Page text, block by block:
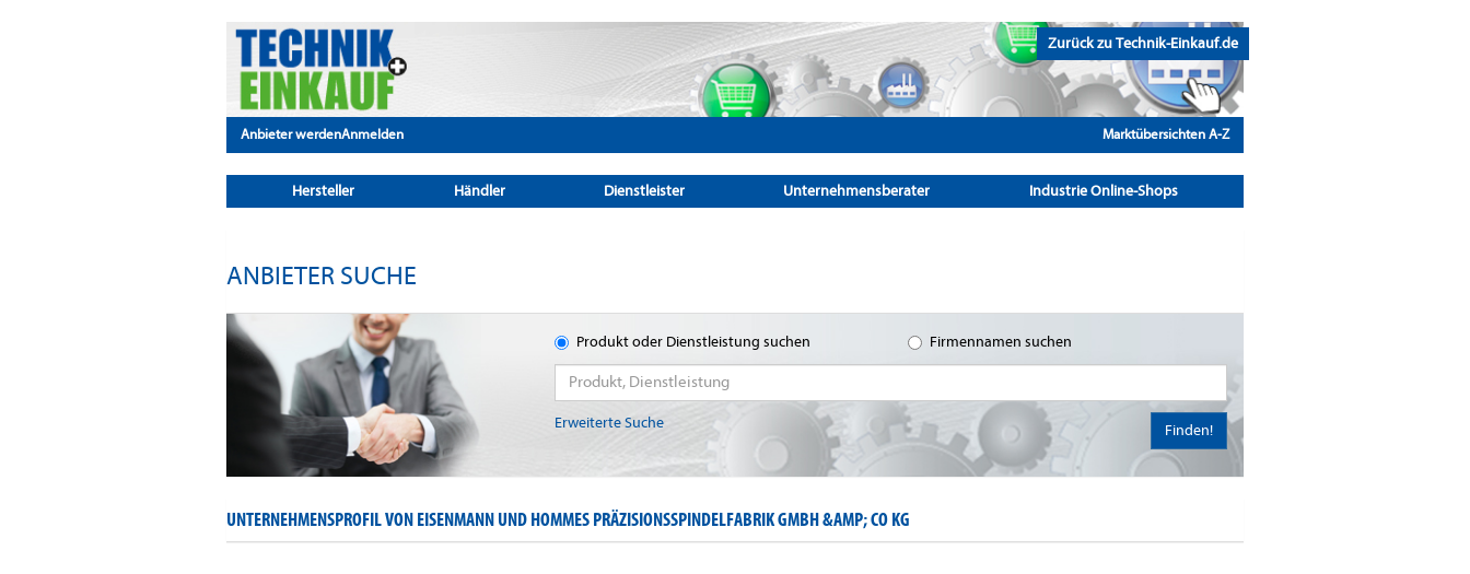
Zurück zu Technik-Einkauf.de
Anbieter werdenAnmelden Marktübersichten A-Z
Hersteller Händler Dienstleister Unternehmensberater Industrie Online-Shops
ANBIETER SUCHE
Produkt oder Dienstleistung suchen Firmennamen suchen
Erweiterte Suche Finden!
UNTERNEHMENSPROFIL VON EISENMANN UND HOMMES PRÄZISIONSSPINDELFABRIK GMBH &AMP; CO KG